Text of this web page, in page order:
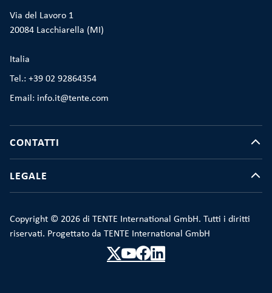
Via del Lavoro 1
20084 Lacchiarella (MI)
Italia
Tel.: +39 02 92864354
Email: info.it@tente.com
CONTATTI
LEGALE
Copyright © 2026 di TENTE International GmbH. Tutti i diritti
riservati. Progettato da TENTE International GmbH